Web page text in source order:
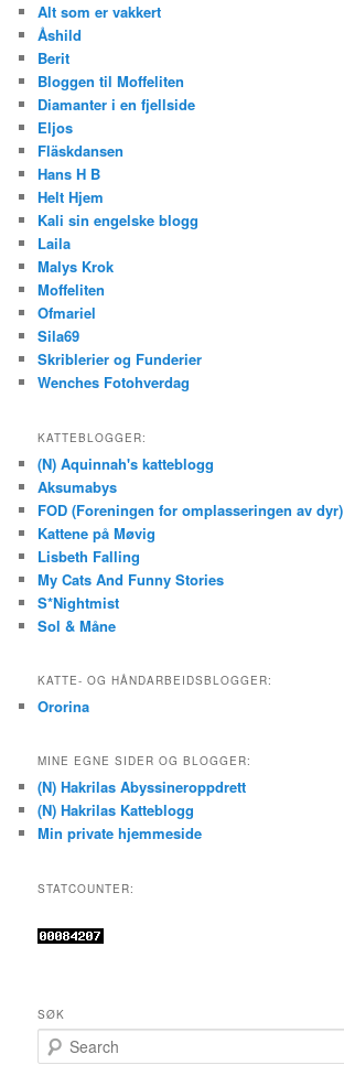
Alt som er vakkert
Åshild
Berit
Bloggen til Moffeliten
Diamanter i en fjellside
Eljos
Fläskdansen
Hans H B
Helt Hjem
Kali sin engelske blogg
Laila
Malys Krok
Moffeliten
Ofmariel
Sila69
Skriblerier og Funderier
Wenches Fotohverdag
KATTEBLOGGER:
(N) Aquinnah's katteblogg
Aksumabys
FOD (Foreningen for omplasseringen av dyr)
Kattene på Møvig
Lisbeth Falling
My Cats And Funny Stories
S*Nightmist
Sol & Måne
KATTE- OG HÅNDARBEIDSBLOGGER:
Ororina
MINE EGNE SIDER OG BLOGGER:
(N) Hakrilas Abyssineroppdrett
(N) Hakrilas Katteblogg
Min private hjemmeside
STATCOUNTER:
SØK
e